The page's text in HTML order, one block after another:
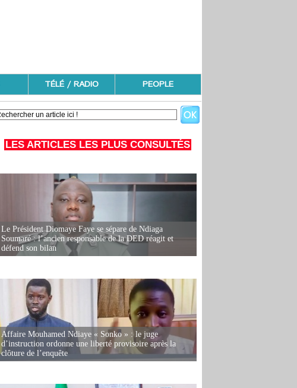
TÉLÉ / RADIO PEOPLE
LES ARTICLES LES PLUS CONSULTÉS
Le Président Diomaye Faye se sépare de Ndiaga
Soumaré : l’ancien responsable de la DED réagit et
défend son bilan
Affaire Mouhamed Ndiaye « Sonko » : le juge
d’instruction ordonne une liberté provisoire après la
clôture de l’enquête